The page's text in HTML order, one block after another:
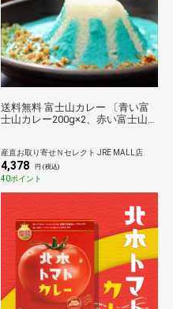
送料無料 富士山カレー 〔青い富
士山カレー200g×2、赤い富士山
産直お取り寄せＮセレクト JRE MALL店
4,378 円 (税込)
40ポイント